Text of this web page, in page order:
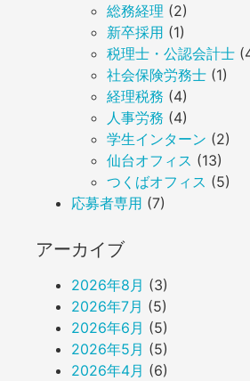
総務経理 (2)
新卒採用 (1)
税理士・公認会計士
社会保険労務士 (1)
経理税務 (4)
人事労務 (4)
学生インターン (2)
仙台オフィス (13)
つくばオフィス (5)
応募者専用 (7)
アーカイブ
2026年8月 (3)
2026年7月 (5)
2026年6月 (5)
2026年5月 (5)
2026年4月 (6)